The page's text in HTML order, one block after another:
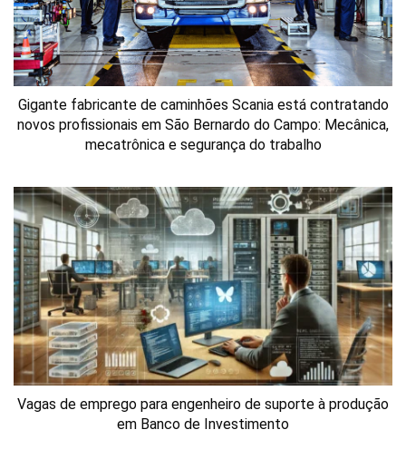
Gigante fabricante de caminhões Scania está contratando
novos profissionais em São Bernardo do Campo: Mecânica,
mecatrônica e segurança do trabalho
Vagas de emprego para engenheiro de suporte à produção
em Banco de Investimento